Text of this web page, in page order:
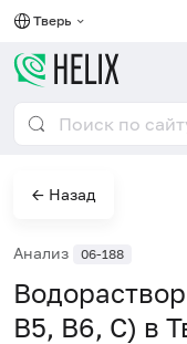
Тверь
← Назад
Анализ 06-188
B5, B6, С) в